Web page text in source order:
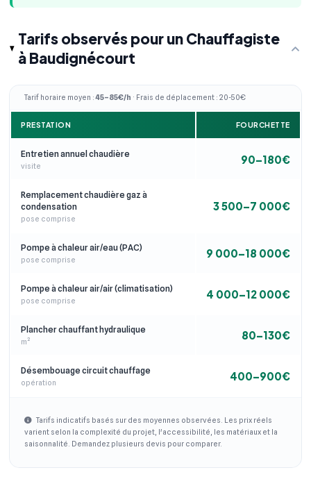
Tarifs observés pour un Chauffagiste
à Baudignécourt
Tarif horaire moyen :45–85€/h · Frais de déplacement : 20-50€
PRESTATION FOURCHETTE
Entretien annuel chaudière
visite 90–180€
Remplacement chaudière gaz à
condensation
pose comprise
3 500–7 000€
Pompe à chaleur air/eau (PAC)
pose comprise 9 000–18 000€
Pompe à chaleur air/air (climatisation)
pose comprise 4 000–12 000€
Plancher chauffant hydraulique
m² 80–130€
Désembouage circuit chauffage
opération 400–900€
Tarifs indicatifs basés sur des moyennes observées. Les prix réels
varient selon la complexité du projet, l'accessibilité, les matériaux et la
saisonnalité. Demandez plusieurs devis pour comparer.